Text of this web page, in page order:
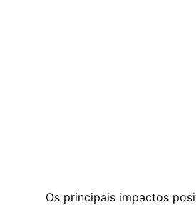
Os principais impactos